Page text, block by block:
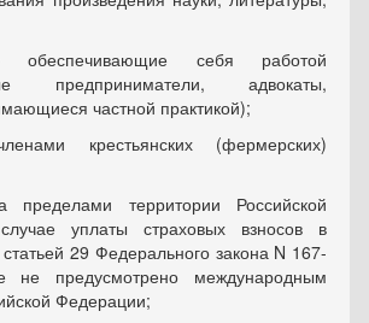
обеспечивающие себя работой
предприниматели, адвокаты,
частной практикой);
крестьянских (фермерских)
пределами территории Российской
уплаты страховых взносов в
статьей 29 Федерального закона N 167-
предусмотрено международным
Федерации;